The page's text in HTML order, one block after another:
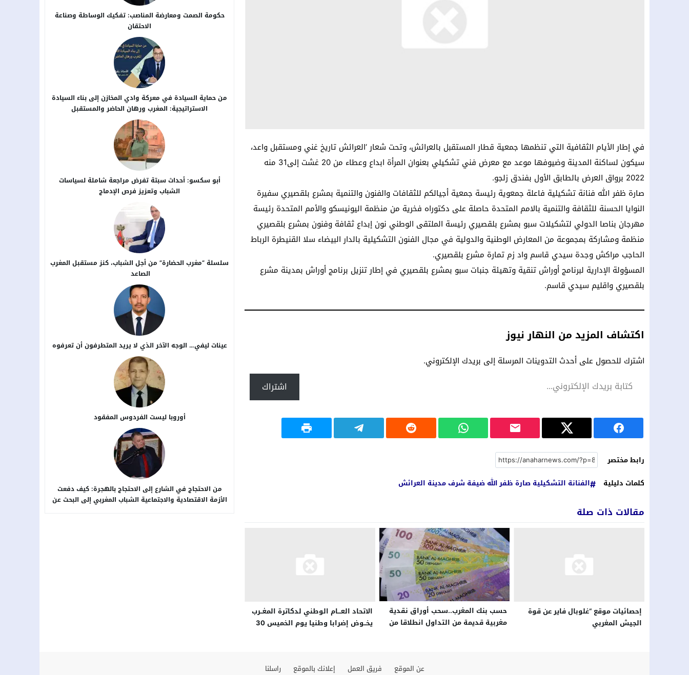
في إطار الأيام الثقافية التي تنظمها جمعية قطار المستقبل بالعرائش، وتحت شعار ‘العرائش تاريخ غني ومستقبل واعد،
سيكون لساكنة المدينة وضيوفها موعد مع معرض فني تشكيلي بعنوان المرأة ابداع وعطاء من 20 غشت إلى31 منه
2022 برواق العرض بالطابق الأول بفندق زلجو.
صارة ظفر الله فنانة تشكيلية فاعلة جمعوية رئيسة جمعية أجيالكم للثقافات والفنون والتنمية بمشرع بلقصيري سفيرة
النوايا الحسنة للثقافة والتنمية بالامم المتحدة حاصلة على دكتوراه فخرية من منظمة اليونيسكو والأمم المتحدة رئيسة
مهرجان بناصا الدولي لتشكيلات سبو بمشرع بلقصيري رئيسة الملتقى الوطني نون إبداع ثقافة وفنون بمشرع بلقصيري
منظمة ومشاركة بمجموعة من المعارض الوطنية والدولية في مجال الفنون التشكيلية بالدار البيضاء سلا القنيطرة الرباط
الحاجب مراكش وجدة سيدي قاسم واد زم تمارة مشرع بلقصيري.
المسؤولة الإدارية لبرنامج أوراش تنقية وتهيئة جنبات سبو بمشرع بلقصيري في إطار تنزيل برنامج أوراش بمدينة مشرع
بلقصيري واقليم سيدي قاسم.
اكتشاف المزيد من النهار نيوز
اشترك للحصول على أحدث التدوينات المرسلة إلى بريدك الإلكتروني.
اشتراك
رابط مختصر
كلمات دليلية
الفنانة التشكيلية صارة ظفر الله ضيفة شرف مدينة العرائش
مقالات ذات صلة
إحصائيات موقع “غلوبال فاير عن قوة
الجيش المغربي
حسب بنك المغرب..سحب أوراق نقدية
مغربية قديمة من التداول انطلاقا من
الاتحاد العـــام الوطني لدكاترة المغــرب
يخــوض إضرابا وطنيا يوم الخميس 30
حكومة الصمت ومعارضة المناصب: تفكيك الوساطة وصناعة
الاحتقان
من حماية السيادة في معركة وادي المخازن إلى بناء السيادة
الاستراتيجية: المغرب ورهان الحاضر والمستقبل
أبو سكسو: أحداث سبتة تفرض مراجعة شاملة لسياسات
الشباب وتعزيز فرص الإدماج
سلسلة “مغرب الحضارة” من أجل ​الشباب، كنز مستقبل المغرب
الصاعد
عينات ليفي… الوجه الآخر الذي لا يريد المتطرفون أن تعرفوه
أوروبا ليست الفردوس المفقود
من الاحتجاج في الشارع إلى الاحتجاج بالهجرة: كيف دفعت
الأزمة الاقتصادية والاجتماعية الشباب المغربي إلى البحث عن
عن الموقع فريق العمل إعلانك بالموقع راسلنا